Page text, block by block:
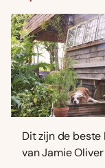
Dit zijn de beste
van Jamie Oliver